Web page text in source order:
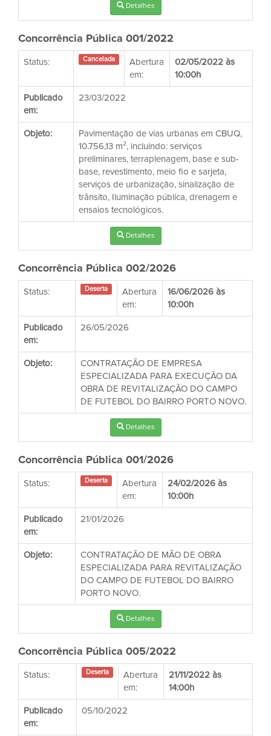
Detalhes
Concorrência Pública 001/2022
Status: Cancelada
Abertura
em:
02/05/2022 às
10:00h
Publicado
em:
23/03/2022
Objeto:
Pavimentação de vias urbanas em CBUQ,
10.756,13 m², incluindo: serviços
preliminares, terraplenagem, base e sub-
base, revestimento, meio fio e sarjeta,
serviços de urbanização, sinalização de
trânsito, Iluminação pública, drenagem e
ensaios tecnológicos.
Detalhes
Concorrência Pública 002/2026
Status: Deserta
Abertura
em:
16/06/2026 às
10:00h
Publicado
em:
26/05/2026
Objeto:
CONTRATAÇÃO DE EMPRESA
ESPECIALIZADA PARA EXECUÇÃO DA
OBRA DE REVITALIZAÇÃO DO CAMPO
DE FUTEBOL DO BAIRRO PORTO NOVO.
Detalhes
Concorrência Pública 001/2026
Status: Deserta
Abertura
em:
24/02/2026 às
10:00h
Publicado
em:
21/01/2026
Objeto:
CONTRATAÇÃO DE MÃO DE OBRA
ESPECIALIZADA PARA REVITALIZAÇÃO
DO CAMPO DE FUTEBOL DO BAIRRO
PORTO NOVO.
Detalhes
Concorrência Pública 005/2022
Status: Deserta
Abertura
em:
21/11/2022 às
14:00h
Publicado
em:
05/10/2022